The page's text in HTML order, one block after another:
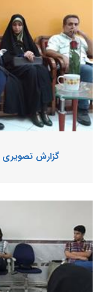
گزارش تصویری